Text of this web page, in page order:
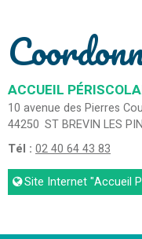
ACCUEIL
10 avenue des Pierres
44250 ST BREVIN LES
Tél : 02 40 64 43 83
Site Internet"Accueil